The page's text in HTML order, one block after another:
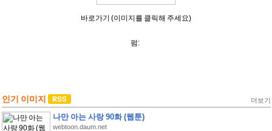
바로가기 (이미지를 클릭해 주세요)
펌:
인기 이미지 더보기
나만 아는 사랑 90화 (웹툰)
webtoon.daum.net